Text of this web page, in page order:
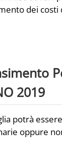
dei costi
2019
potrà
oppure